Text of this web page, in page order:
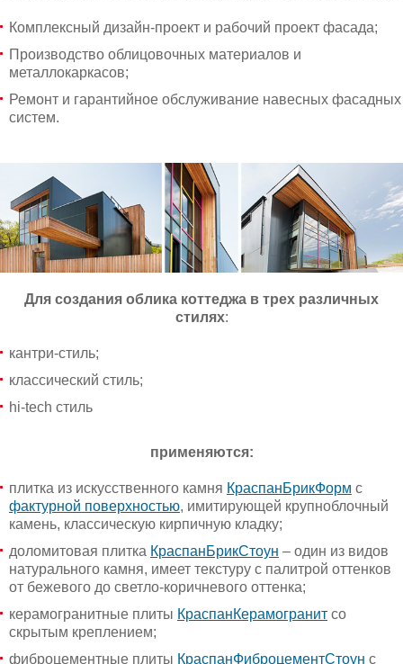
Комплексный дизайн-проект и рабочий проект фасада;
Производство облицовочных материалов и
металлокаркасов;
Ремонт и гарантийное обслуживание навесных фасадных
систем.
Для создания облика коттеджа в трех различных
стилях:
кантри-стиль;
классический стиль;
hi-tech стиль
применяются:
плитка из искусственного камня КраспанБрикФорм с
фактурной поверхностью, имитирующей крупноблочный
камень, классическую кирпичную кладку;
доломитовая плитка КраспанБрикСтоун – один из видов
натурального камня, имеет текстуру с палитрой оттенков
от бежевого до светло-коричневого оттенка;
керамогранитные плиты КраспанКерамогранит со
скрытым креплением;
фиброцементные плиты КраспанФиброцементСтоун с